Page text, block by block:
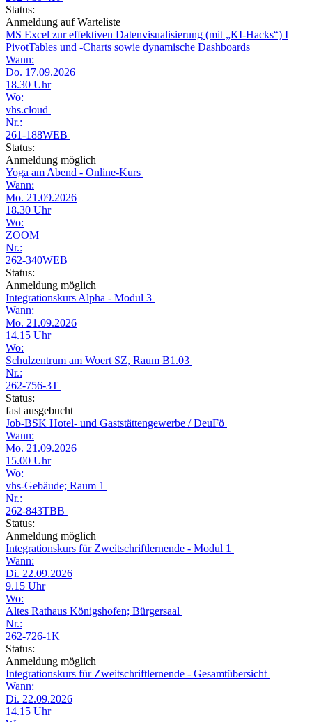
Status:
Anmeldung auf Warteliste
MS Excel zur effektiven Datenvisualisierung (mit „KI-Hacks“) I
PivotTables und -Charts sowie dynamische Dashboards
Wann:
Do. 17.09.2026
18.30 Uhr
Wo:
vhs.cloud
Nr.:
261-188WEB
Status:
Anmeldung möglich
Yoga am Abend - Online-Kurs
Wann:
Mo. 21.09.2026
18.30 Uhr
Wo:
ZOOM
Nr.:
262-340WEB
Status:
Anmeldung möglich
Integrationskurs Alpha - Modul 3
Wann:
Mo. 21.09.2026
14.15 Uhr
Wo:
Schulzentrum am Woert SZ, Raum B1.03
Nr.:
262-756-3T
Status:
fast ausgebucht
Job-BSK Hotel- und Gaststättengewerbe / DeuFö
Wann:
Mo. 21.09.2026
15.00 Uhr
Wo:
vhs-Gebäude; Raum 1
Nr.:
262-843TBB
Status:
Anmeldung möglich
Integrationskurs für Zweitschriftlernende - Modul 1
Wann:
Di. 22.09.2026
9.15 Uhr
Wo:
Altes Rathaus Königshofen; Bürgersaal
Nr.:
262-726-1K
Status:
Anmeldung möglich
Integrationskurs für Zweitschriftlernende - Gesamtübersicht
Wann:
Di. 22.09.2026
14.15 Uhr